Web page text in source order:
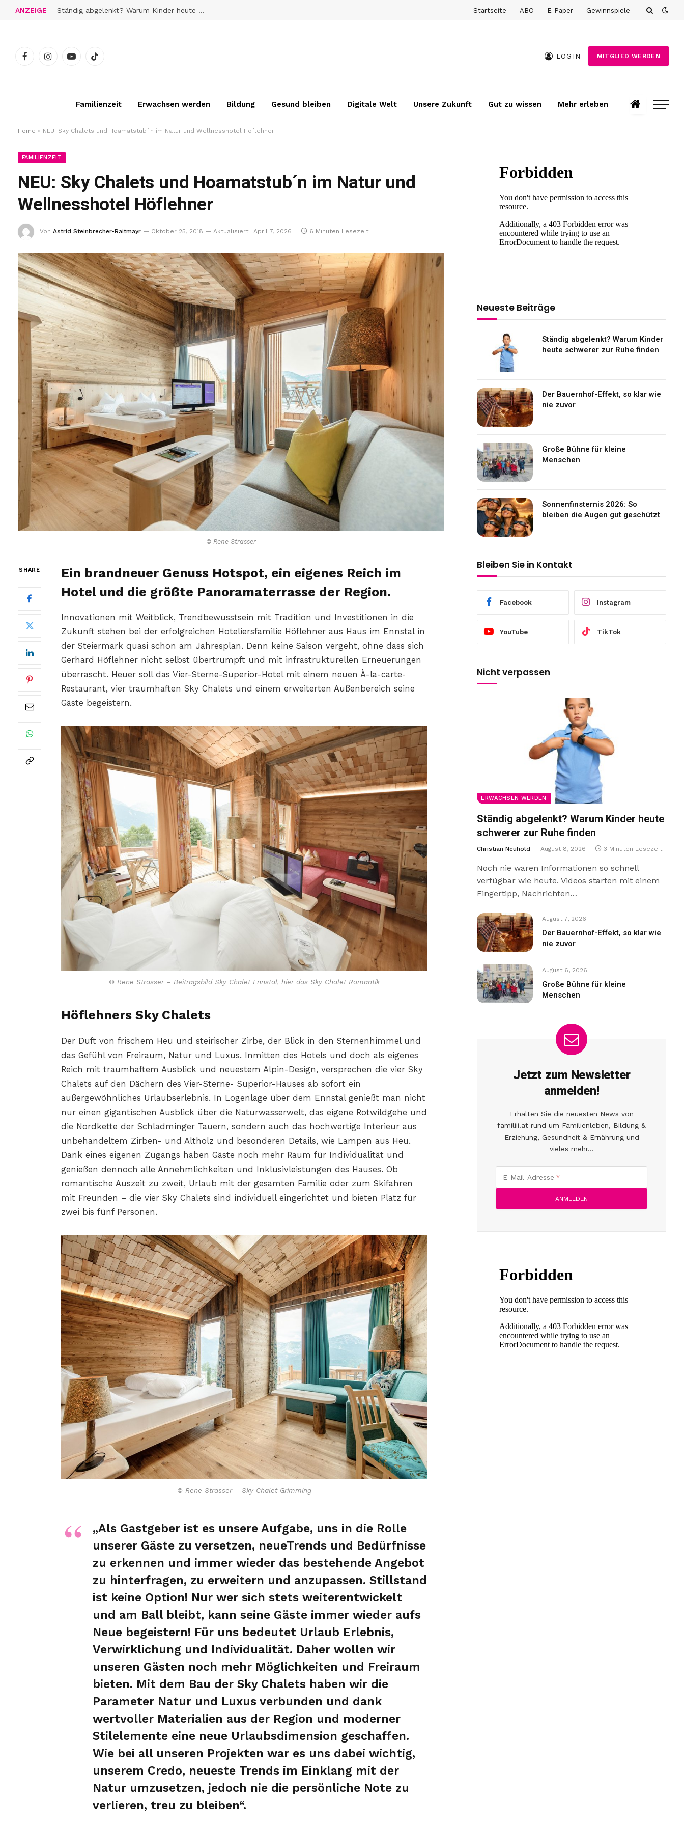
ANZEIGE Ständig abgelenkt? Warum Kinder heute schwerer zur Ruhe finden Startseite ABO E-Paper Gewinnspiele
FacebookInstagramYouTubeTikTok
LOGIN MITGLIED WERDEN
Familienzeit Erwachsen werden Bildung Gesund bleiben Digitale Welt Unsere Zukunft Gut zu wissen Mehr erleben
Home » NEU: Sky Chalets und Hoamatstub´n im Natur und Wellnesshotel Höflehner
FAMILIENZEIT
NEU: Sky Chalets und Hoamatstub´n im Natur und
Wellnesshotel Höflehner
Von Astrid Steinbrecher-Raitmayr Oktober 25, 2018 Aktualisiert: April 7, 2026 6 Minuten Lesezeit
© Rene Strasser
SHARE
Ein brandneuer Genuss Hotspot, ein eigenes Reich im
Hotel und die größte Panoramaterrasse der Region.
Innovationen mit Weitblick, Trendbewusstsein mit Tradition und Investitionen in die
Zukunft stehen bei der erfolgreichen Hoteliersfamilie Höflehner aus Haus im Ennstal in
der Steiermark quasi schon am Jahresplan. Denn keine Saison vergeht, ohne dass sich
Gerhard Höflehner nicht selbst übertrumpft und mit infrastrukturellen Erneuerungen
überrascht. Heuer soll das Vier-Sterne-Superior-Hotel mit einem neuen À-la-carte-
Restaurant, vier traumhaften Sky Chalets und einem erweiterten Außenbereich seine
Gäste begeistern.
© Rene Strasser – Beitragsbild Sky Chalet Ennstal, hier das Sky Chalet Romantik
Höflehners Sky Chalets
Der Duft von frischem Heu und steirischer Zirbe, der Blick in den Sternenhimmel und
das Gefühl von Freiraum, Natur und Luxus. Inmitten des Hotels und doch als eigenes
Reich mit traumhaftem Ausblick und neuestem Alpin-Design, versprechen die vier Sky
Chalets auf den Dächern des Vier-Sterne- Superior-Hauses ab sofort ein
außergewöhnliches Urlaubserlebnis. In Logenlage über dem Ennstal genießt man nicht
nur einen gigantischen Ausblick über die Naturwasserwelt, das eigene Rotwildgehe und
die Nordkette der Schladminger Tauern, sondern auch das hochwertige Interieur aus
unbehandeltem Zirben- und Altholz und besonderen Details, wie Lampen aus Heu.
Dank eines eigenen Zugangs haben Gäste noch mehr Raum für Individualität und
genießen dennoch alle Annehmlichkeiten und Inklusivleistungen des Hauses. Ob
romantische Auszeit zu zweit, Urlaub mit der gesamten Familie oder zum Skifahren
mit Freunden – die vier Sky Chalets sind individuell eingerichtet und bieten Platz für
zwei bis fünf Personen.
© Rene Strasser – Sky Chalet Grimming
„Als Gastgeber ist es unsere Aufgabe, uns in die Rolle
unserer Gäste zu versetzen, neueTrends und Bedürfnisse
zu erkennen und immer wieder das bestehende Angebot
zu hinterfragen, zu erweitern und anzupassen. Stillstand
ist keine Option! Nur wer sich stets weiterentwickelt
und am Ball bleibt, kann seine Gäste immer wieder aufs
Neue begeistern! Für uns bedeutet Urlaub Erlebnis,
Verwirklichung und Individualität. Daher wollen wir
unseren Gästen noch mehr Möglichkeiten und Freiraum
bieten. Mit dem Bau der Sky Chalets haben wir die
Parameter Natur und Luxus verbunden und dank
wertvoller Materialien aus der Region und moderner
Stilelemente eine neue Urlaubsdimension geschaffen.
Wie bei all unseren Projekten war es uns dabei wichtig,
unserem Credo, neueste Trends im Einklang mit der
Natur umzusetzen, jedoch nie die persönliche Note zu
verlieren, treu zu bleiben“.
Neueste Beiträge
Ständig abgelenkt? Warum Kinder
heute schwerer zur Ruhe finden
Der Bauernhof-Effekt, so klar wie
nie zuvor
Große Bühne für kleine
Menschen
Sonnenfinsternis 2026: So
bleiben die Augen gut geschützt
Bleiben Sie in Kontakt
Facebook Instagram
YouTube TikTok
Nicht verpassen
ERWACHSEN WERDEN
Ständig abgelenkt? Warum Kinder heute
schwerer zur Ruhe finden
Christian Neuhold August 8, 2026 3 Minuten Lesezeit
Noch nie waren Informationen so schnell
verfügbar wie heute. Videos starten mit einem
Fingertipp, Nachrichten…
August 7, 2026
Der Bauernhof-Effekt, so klar wie
nie zuvor
August 6, 2026
Große Bühne für kleine
Menschen
Jetzt zum Newsletter
anmelden!
Erhalten Sie die neuesten News von
familiii.at rund um Familienleben, Bildung &
Erziehung, Gesundheit & Ernährung und
vieles mehr...
E-Mail-Adresse